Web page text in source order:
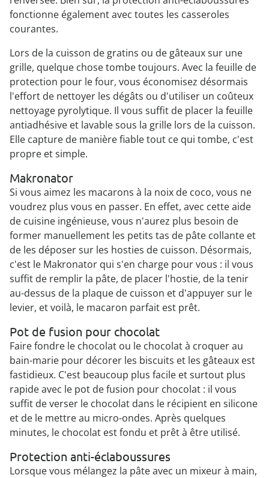
fonctionne également avec toutes les casseroles
courantes.
Lors de la cuisson de gratins ou de gâteaux sur une
grille, quelque chose tombe toujours. Avec la feuille de
protection pour le four, vous économisez désormais
l'effort de nettoyer les dégâts ou d'utiliser un coûteux
nettoyage pyrolytique. Il vous suffit de placer la feuille
antiadhésive et lavable sous la grille lors de la cuisson.
Elle capture de manière fiable tout ce qui tombe, c'est
propre et simple.
Makronator
Si vous aimez les macarons à la noix de coco, vous ne
voudrez plus vous en passer. En effet, avec cette aide
de cuisine ingénieuse, vous n'aurez plus besoin de
former manuellement les petits tas de pâte collante et
de les déposer sur les hosties de cuisson. Désormais,
c'est le Makronator qui s'en charge pour vous : il vous
suffit de remplir la pâte, de placer l'hostie, de la tenir
au-dessus de la plaque de cuisson et d'appuyer sur le
levier, et voilà, le macaron parfait est prêt.
Pot de fusion pour chocolat
Faire fondre le chocolat ou le chocolat à croquer au
bain-marie pour décorer les biscuits et les gâteaux est
fastidieux. C'est beaucoup plus facile et surtout plus
rapide avec le pot de fusion pour chocolat : il vous
suffit de verser le chocolat dans le récipient en silicone
et de le mettre au micro-ondes. Après quelques
minutes, le chocolat est fondu et prêt à être utilisé.
Protection anti-éclaboussures
Lorsque vous mélangez la pâte avec un mixeur à main,